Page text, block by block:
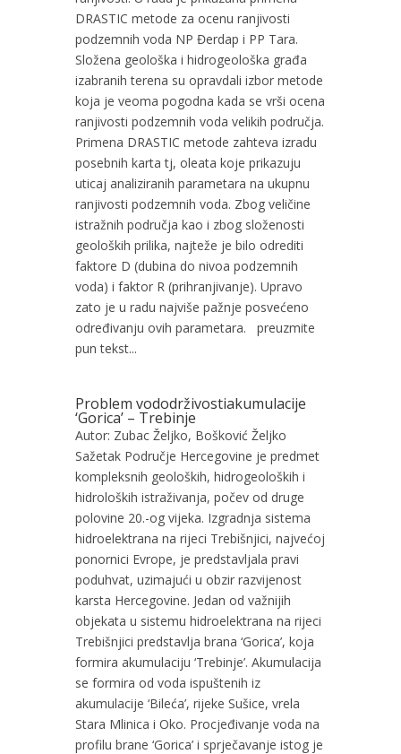
DRASTIC metode za ocenu ranjivosti
podzemnih voda NP Đerdap i PP Tara.
Složena geološka i hidrogeološka građa
izabranih terena su opravdali izbor metode
koja je veoma pogodna kada se vrši ocena
ranjivosti podzemnih voda velikih područja.
Primena DRASTIC metode zahteva izradu
posebnih karta tj, oleata koje prikazuju
uticaj analiziranih parametara na ukupnu
ranjivosti podzemnih voda. Zbog veličine
istražnih područja kao i zbog složenosti
geoloških prilika, najteže je bilo odrediti
faktore D (dubina do nivoa podzemnih
voda) i faktor R (prihranjivanje). Upravo
zato je u radu najviše pažnje posvećeno
određivanju ovih parametara. preuzmite
pun tekst...
Problem vododrživostiakumulacije
‘Gorica’ – Trebinje
Autor: Zubac Željko, Bošković Željko
Sažetak Područje Hercegovine je predmet
kompleksnih geoloških, hidrogeoloških i
hidroloških istraživanja, počev od druge
polovine 20.-og vijeka. Izgradnja sistema
hidroelektrana na rijeci Trebišnjici, najvećoj
ponornici Evrope, je predstavljala pravi
poduhvat, uzimajući u obzir razvijenost
karsta Hercegovine. Jedan od važnijih
objekata u sistemu hidroelektrana na rijeci
Trebišnjici predstavlja brana ‘Gorica’, koja
formira akumulaciju ‘Trebinje’. Akumulacija
se formira od voda ispuštenih iz
akumulacije ‘Bileća’, rijeke Sušice, vrela
Stara Mlinica i Oko. Procjeđivanje voda na
profilu brane ‘Gorica’ i sprječavanje istog je